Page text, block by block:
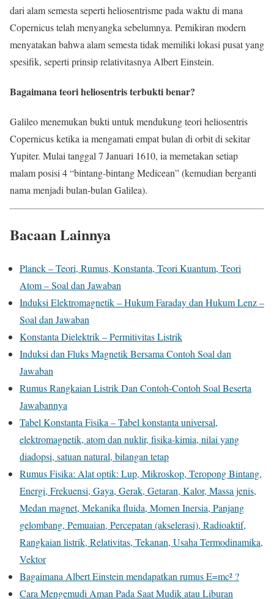
dari alam semesta seperti heliosentrisme pada waktu di mana
Copernicus telah menyangka sebelumnya. Pemikiran modern
menyatakan bahwa alam semesta tidak memiliki lokasi pusat yang
spesifik, seperti prinsip relativitasnya Albert Einstein.
Bagaimana teori heliosentris terbukti benar?
Galileo menemukan bukti untuk mendukung teori heliosentris
Copernicus ketika ia mengamati empat bulan di orbit di sekitar
Yupiter. Mulai tanggal 7 Januari 1610, ia memetakan setiap
malam posisi 4 “bintang-bintang Medicean” (kemudian berganti
nama menjadi bulan-bulan Galilea).
Bacaan Lainnya
Planck – Teori, Rumus, Konstanta, Teori Kuantum, Teori
Atom – Soal dan Jawaban
Induksi Elektromagnetik – Hukum Faraday dan Hukum Lenz –
Soal dan Jawaban
Konstanta Dielektrik – Permitivitas Listrik
Induksi dan Fluks Magnetik Bersama Contoh Soal dan
Jawaban
Rumus Rangkaian Listrik Dan Contoh-Contoh Soal Beserta
Jawabannya
Tabel Konstanta Fisika – Tabel konstanta universal,
elektromagnetik, atom dan nuklir, fisika-kimia, nilai yang
diadopsi, satuan natural, bilangan tetap
Rumus Fisika: Alat optik: Lup, Mikroskop, Teropong Bintang,
Energi, Frekuensi, Gaya, Gerak, Getaran, Kalor, Massa jenis,
Medan magnet, Mekanika fluida, Momen Inersia, Panjang
gelombang, Pemuaian, Percepatan (akselerasi), Radioaktif,
Rangkaian listrik, Relativitas, Tekanan, Usaha Termodinamika,
Vektor
Bagaimana Albert Einstein mendapatkan rumus E=mc² ?
Cara Mengemudi Aman Pada Saat Mudik atau Liburan